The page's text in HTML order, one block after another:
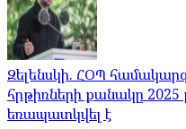
Զելենսկի. ՀՕՊ
հրթիռների քանակը
եռապատկվել է